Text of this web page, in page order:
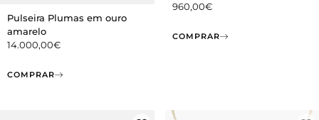
Pulseira Plumas em ouro
amarelo
14.000,00€
COMPRAR
960,00€
COMPRAR